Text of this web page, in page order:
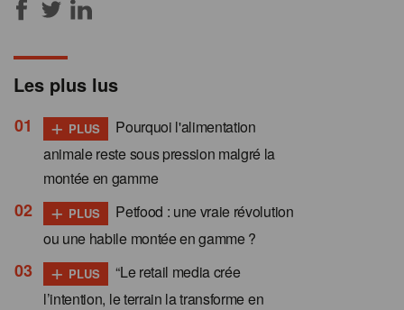
Les plus lus
+ PLUS
Pourquoi l'alimentation
animale reste sous pression malgré la
montée en gamme
+ PLUS
Petfood : une vraie révolution
ou une habile montée en gamme ?
+ PLUS
“Le retail media crée
l’intention, le terrain la transforme en